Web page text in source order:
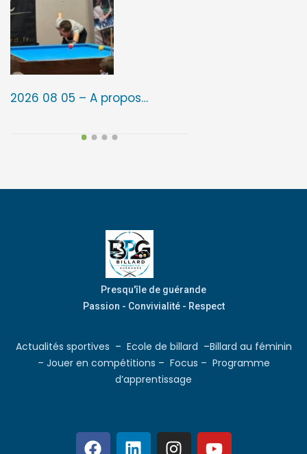
2026 08 05 – A propos…
Presqu'île de guérande
Passion - Convivialité - Respect
Actualités sportives – Ecole de billard –Billard au féminin
– Jouer en compétitions – Focus – Programme
d’apprentissage